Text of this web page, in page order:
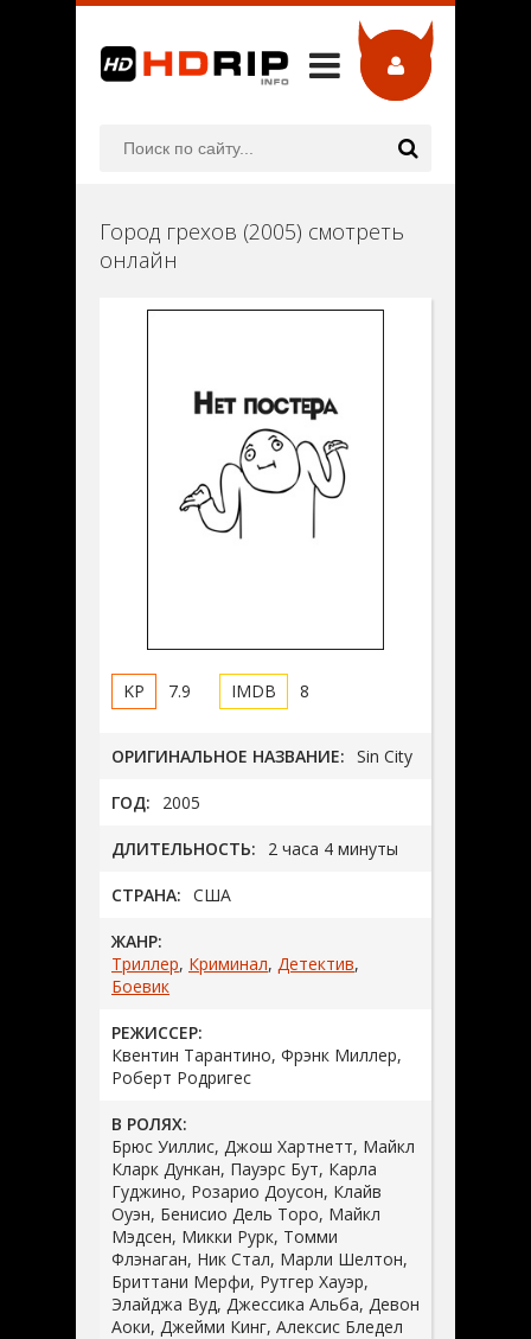
Город грехов (2005) смотреть
онлайн
7.9 8
ОРИГИНАЛЬНОЕ НАЗВАНИЕ: Sin City
ГОД: 2005
ДЛИТЕЛЬНОСТЬ: 2 часа 4 минуты
СТРАНА: США
ЖАНР:
Триллер, Криминал, Детектив,
Боевик
РЕЖИССЕР:
Квентин Тарантино, Фрэнк Миллер,
Роберт Родригес
В РОЛЯХ:
Брюс Уиллис, Джош Хартнетт, Майкл
Кларк Дункан, Пауэрс Бут, Карла
Гуджино, Розарио Доусон, Клайв
Оуэн, Бенисио Дель Торо, Майкл
Мэдсен, Микки Рурк, Томми
Флэнаган, Ник Стал, Марли Шелтон,
Бриттани Мерфи, Рутгер Хауэр,
Элайджа Вуд, Джессика Альба, Девон
Аоки, Джейми Кинг, Алексис Бледел